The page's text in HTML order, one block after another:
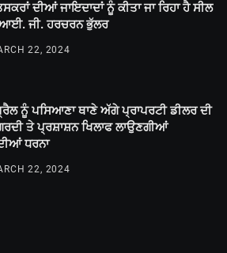
ਦੀਆਂ ਜਾਇਦਾਦਾਂ ਨੂੰ ਕੀਤਾ ਜਾ ਰਿਹਾ ਹੈ ਸੀਲ
ਆਈ. ਜੀ. ਹਰਚਰਨ ਭੁੱਲਰ
22, 2024
ਨੂੰ ਪਸਿਆਣਾ ਥਾਣੇ ਅੱਗੇ ਪ੍ਰਾਪਰਟੀ ਡੀਲਰ ਦੀ
ਤੇ ਪ੍ਰਸ਼ਾਸ਼ਨ ਖਿਲਾਫ ਲਾਉਣਗੀਆਂ
ਧਰਨਾ
22, 2024